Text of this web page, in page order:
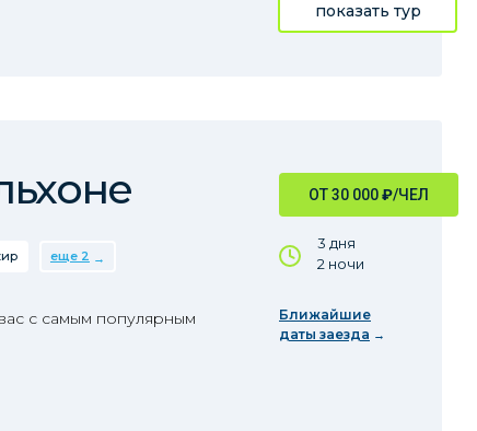
показать тур
ОТ 30 000₽/ЧЕЛ
3 дня
2 ночи
Ближайшие
даты заезда
еще 2
с самым популярным